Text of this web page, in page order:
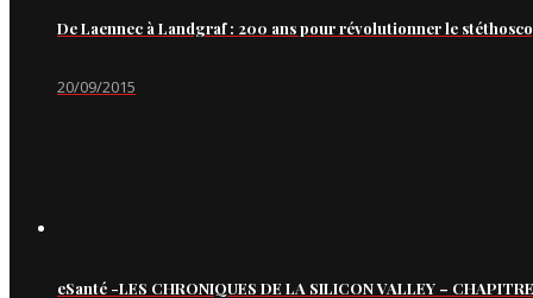
De Laennec à Landgraf : 200 ans pour révolutionner le
20/09/2015
eSanté -LES CHRONIQUES DE LA SILICON VALLEY –